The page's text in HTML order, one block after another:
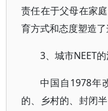
责任在于父母在家
育方式和态度塑造了
3、城市NEET
中国自1978年
的、乡村的、封闭